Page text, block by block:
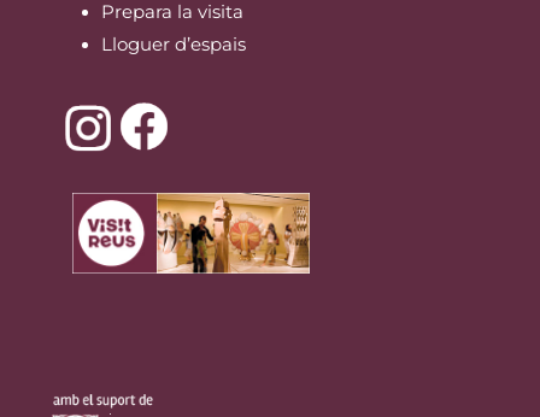
Prepara la visita
Lloguer d’espais